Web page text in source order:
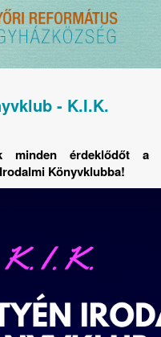
- K.I.K.
minden érdeklődőt a
Könyvklubba!